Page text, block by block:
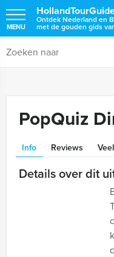
Ontdek Nederland en
met de gouden gids
MENU
PopQuiz
Info Reviews
Details over dit